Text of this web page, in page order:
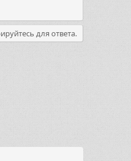
для ответа.